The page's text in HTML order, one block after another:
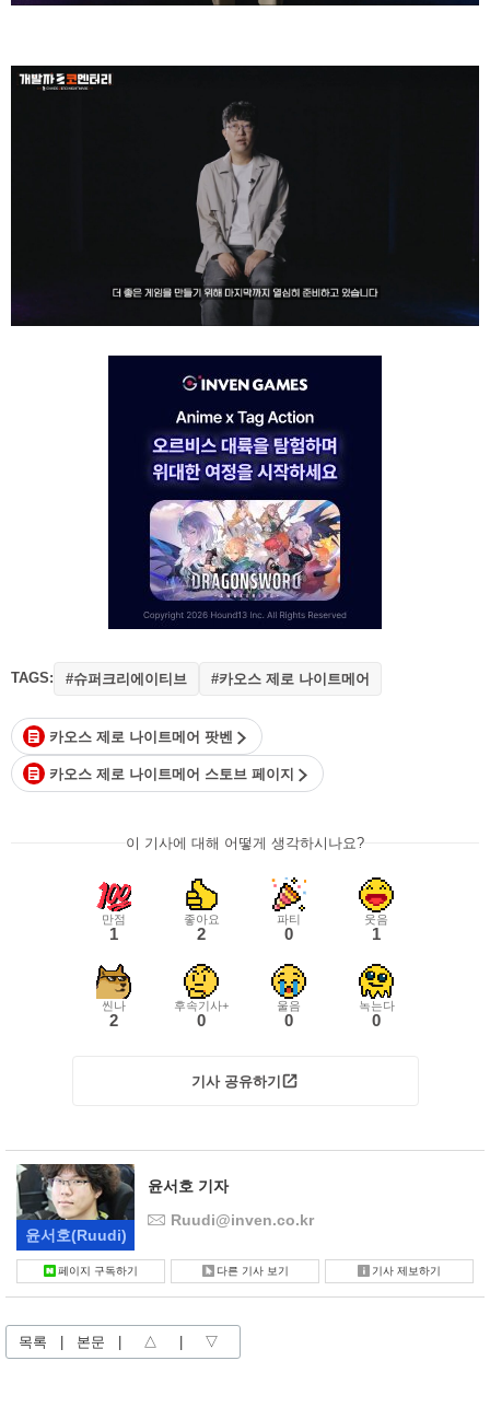
TAGS: #슈퍼크리에이티브 #카오스 제로 나이트메어
카오스 제로 나이트메어 팟벤
카오스 제로 나이트메어 스토브 페이지
이 기사에 대해 어떻게 생각하시나요?
만점
1
좋아요
2
파티
0
웃음
1
씬나
2
후속기사+
0
울음
0
녹는다
0
기사 공유하기
윤서호(Ruudi)
윤서호 기자
Ruudi@inven.co.kr
페이지 구독하기 다른 기사 보기 기사 제보하기
목록 본문 △ ▽